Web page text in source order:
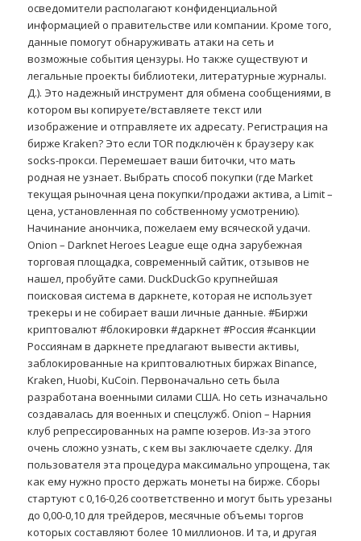
осведомители располагают конфиденциальной
информацией о правительстве или компании. Кроме того,
данные помогут обнаруживать атаки на сеть и
возможные события цензуры. Но также существуют и
легальные проекты библиотеки, литературные журналы.
Д.). Это надежный инструмент для обмена сообщениями, в
котором вы копируете/вставляете текст или
изображение и отправляете их адресату. Регистрация на
бирже Kraken? Это если TOR подключён к браузеру как
socks-прокси. Перемешает ваши биточки, что мать
родная не узнает. Выбрать способ покупки (где Market
текущая рыночная цена покупки/продажи актива, а Limit –
цена, установленная по собственному усмотрению).
Начинание анончика, пожелаем ему всяческой удачи.
Onion – Darknet Heroes League еще одна зарубежная
торговая площадка, современный сайтик, отзывов не
нашел, пробуйте сами. DuckDuckGo крупнейшая
поисковая система в даркнете, которая не использует
трекеры и не собирает ваши личные данные. #Биржи
криптовалют #блокировки #даркнет #Россия #санкции
Россиянам в даркнете предлагают вывести активы,
заблокированные на криптовалютных биржах Binance,
Kraken, Huobi, KuCoin. Первоначально сеть была
разработана военными силами США. Но сеть изначально
создавалась для военных и спецслужб. Onion – Нарния
клуб репрессированных на рампе юзеров. Из-за этого
очень сложно узнать, с кем вы заключаете сделку. Для
пользователя эта процедура максимально упрощена, так
как ему нужно просто держать монеты на бирже. Сборы
стартуют с 0,16-0,26 соответственно и могут быть урезаны
до 0,00-0,10 для трейдеров, месячные объемы торгов
которых составляют более 10 миллионов. И та, и другая